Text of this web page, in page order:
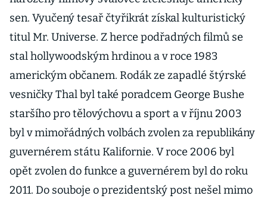
sen. Vyučený tesař čtyřikrát získal kulturistický
titul Mr. Universe. Z herce podřadných filmů se
stal hollywoodským hrdinou a v roce 1983
americkým občanem. Rodák ze zapadlé štýrské
vesničky Thal byl také poradcem George Bushe
staršího pro tělovýchovu a sport a v říjnu 2003
byl v mimořádných volbách zvolen za republikány
guvernérem státu Kalifornie. V roce 2006 byl
opět zvolen do funkce a guvernérem byl do roku
2011. Do souboje o prezidentský post nešel mimo